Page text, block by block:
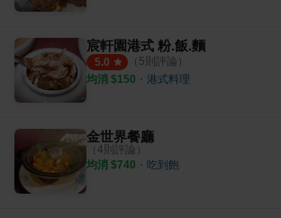
宸軒園港式 粉.飯.麵
5.0 （ 5則評論）
均消 $150 ・ 港式料理
金世界餐廳
（ 4則評論）
均消 $740 ・ 吃到飽